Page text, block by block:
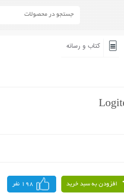
کتاب و رسانه
افزودن به سبد خرید 198 نفر